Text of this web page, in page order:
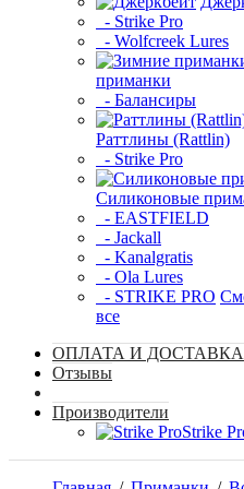
- Strike Pro
- Wolfcreek Lures
приманки
- Балансиры
Раттлины (Rattlin)
- Strike Pro
Силиконовые
- EASTFIELD
- Jackall
- Kanalgratis
- Ola Lures
- STRIKE PRO
все
ОПЛАТА И ДОСТАВКА
Отзывы
Производители
Strike